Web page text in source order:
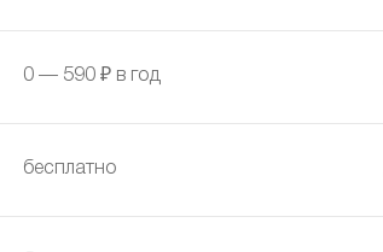
0 — 590 ₽ в год
бесплатно